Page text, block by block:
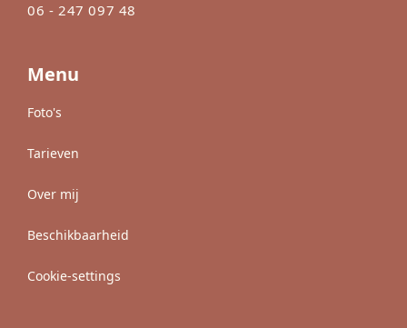
06 - 247 097 48
Menu
Foto's
Tarieven
Over mij
Beschikbaarheid
Cookie-settings